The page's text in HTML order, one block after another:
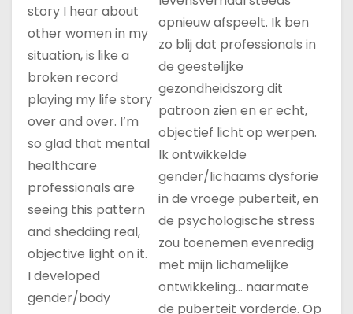
story I hear about
other women in my
situation, is like a
broken record
playing my life story
over and over. I’m
so glad that mental
healthcare
professionals are
seeing this pattern
and shedding real,
objective light on it.
I developed
gender/body
opnieuw afspeelt. Ik ben
zo blij dat professionals in
de geestelijke
gezondheidszorg dit
patroon zien en er echt,
objectief licht op werpen.
Ik ontwikkelde
gender/lichaams dysforie
in de vroege puberteit, en
de psychologische stress
zou toenemen evenredig
met mijn lichamelijke
ontwikkeling… naarmate
de puberteit vorderde. Op